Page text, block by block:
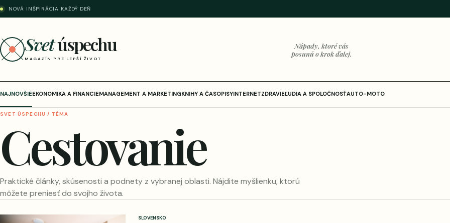
NOVÁ INŠPIRÁCIA KAŽDÝ DEŇ
Svetúspechu
MAGAZÍN PRE LEPŠÍ ŽIVOT
Nápady, ktoré vás
posunú o krok ďalej.
NAJNOVŠIEEKONOMIKA A FINANCIEMANAGEMENT A MARKETINGKNIHY A ČASOPISYINTERNETZDRAVIEĽUDIA A SPOLOČNOSŤAUTO-MOTO
SVET ÚSPECHU / TÉMA
Cestovanie
Praktické články, skúsenosti a podnety z vybranej oblasti. Nájdite myšlienku, ktorú
môžete preniesť do svojho života.
SLOVENSKO